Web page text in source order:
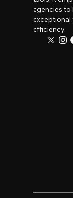
agencies to
exceptional
efficiency.